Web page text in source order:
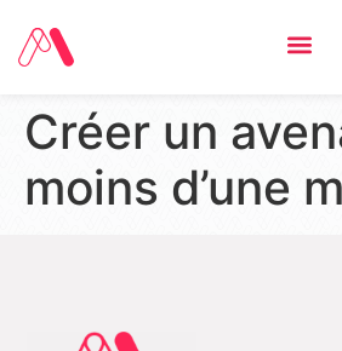
Créer un
moins d’une